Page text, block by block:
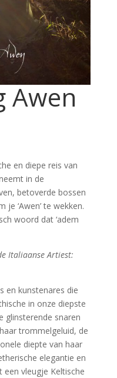
Awen
en diepe reis van
in de
betoverde bossen
‘Awen’ te wekken.
woord dat ‘adem
Italiaanse Artiest:
en kunstenares die
in onze diepste
glinsterende snaren
trommelgeluid, de
diepte van haar
elegantie en
vleugje Keltische